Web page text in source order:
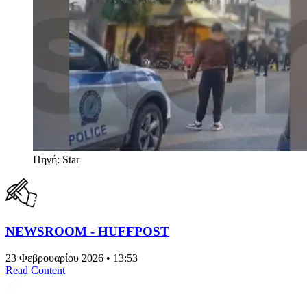
Πηγή: Star
NEWSROOM - HUFFPOST
23 Φεβρουαρίου 2026 • 13:53
Read Content